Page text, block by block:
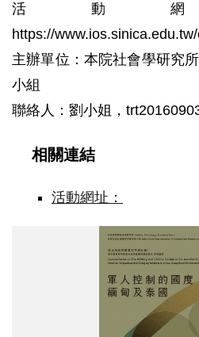
活動
https://
主辦單位：本院社會學研究
小組
聯絡人：劉小姐，
相關連結
活動網址：